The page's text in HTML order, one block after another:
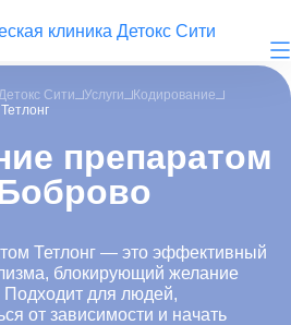
Сити Услуги
Кодирование
препаратом
Тетлонг — это эффективный
блокирующий желание
Подходит для людей,
от зависимости и начать